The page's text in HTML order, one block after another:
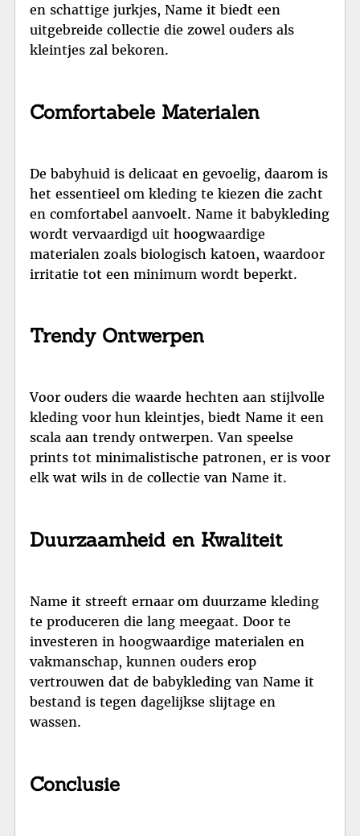
en schattige jurkjes, Name it biedt een
uitgebreide collectie die zowel ouders als
kleintjes zal bekoren.
Comfortabele Materialen
De babyhuid is delicaat en gevoelig, daarom is
het essentieel om kleding te kiezen die zacht
en comfortabel aanvoelt. Name it babykleding
wordt vervaardigd uit hoogwaardige
materialen zoals biologisch katoen, waardoor
irritatie tot een minimum wordt beperkt.
Trendy Ontwerpen
Voor ouders die waarde hechten aan stijlvolle
kleding voor hun kleintjes, biedt Name it een
scala aan trendy ontwerpen. Van speelse
prints tot minimalistische patronen, er is voor
elk wat wils in de collectie van Name it.
Duurzaamheid en Kwaliteit
Name it streeft ernaar om duurzame kleding
te produceren die lang meegaat. Door te
investeren in hoogwaardige materialen en
vakmanschap, kunnen ouders erop
vertrouwen dat de babykleding van Name it
bestand is tegen dagelijkse slijtage en
wassen.
Conclusie